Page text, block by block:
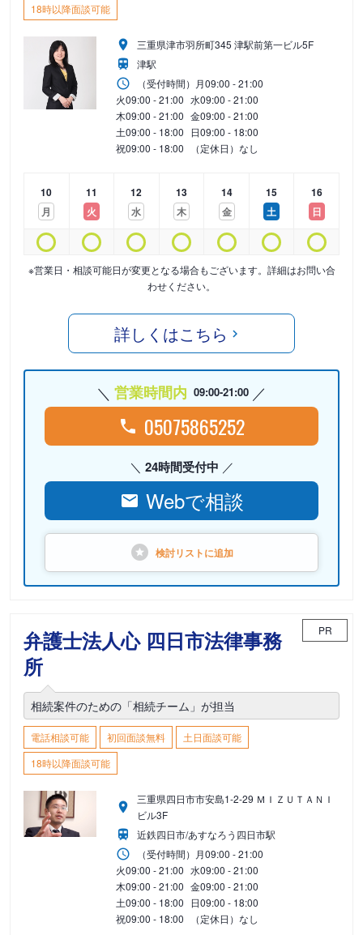
18時以降面談可能
三重県津市羽所町345 津駅前第一ビル5F
津駅
（受付時間） 月09:00 - 21:00
火09:00 - 21:00 水09:00 - 21:00
木09:00 - 21:00 金09:00 - 21:00
土09:00 - 18:00 日09:00 - 18:00
祝09:00 - 18:00 （定休日）なし
10
月
11
火
12
水
13
木
14
金
15
土
16
日
※営業日・相談可能日が変更となる場合もございます。詳細はお問い合
わせください。
詳しくはこちら
営業時間内 09:00-21:00
05075865252
24時間受付中
Webで相談
検討リストに追加
弁護士法人心 四日市法律事務
所
PR
相続案件のための「相続チーム」が担当
電話相談可能 初回面談無料
土日面談可能
18時以降面談可能
三重県四日市市安島1-2-29 ＭＩＺＵＴＡＮＩ
ビル3F
近鉄四日市/あすなろう四日市駅
（受付時間） 月09:00 - 21:00
火09:00 - 21:00 水09:00 - 21:00
木09:00 - 21:00 金09:00 - 21:00
土09:00 - 18:00 日09:00 - 18:00
祝09:00 - 18:00 （定休日）なし